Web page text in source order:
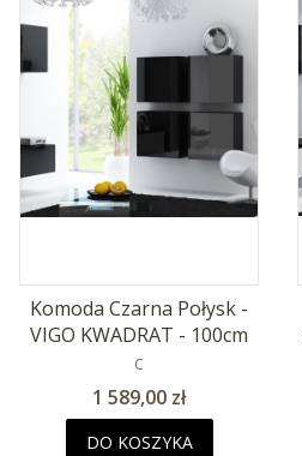
Komoda Czarna Połysk -
VIGO KWADRAT - 100cm
PRODUCENT
C
Cena
1 589,00 zł
DO KOSZYKA